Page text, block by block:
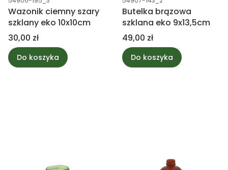
Wazonik ciemny szary
szklany eko 10x10cm
Cena
30,00 zł
Do koszyka
Butelka brązowa
szklana eko 9x13,5cm
Cena
49,00 zł
Do koszyka